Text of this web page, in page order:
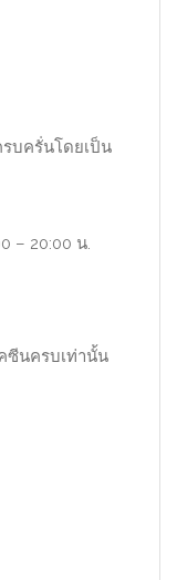
บครั่นโดยเป็น
– 20:00 น.
ซีนครบเท่านั้น